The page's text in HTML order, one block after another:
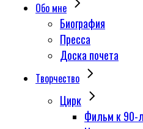
Обо мне
Биография
Пресса
Доска почета
Творчество
Цирк
Фильм к 90-